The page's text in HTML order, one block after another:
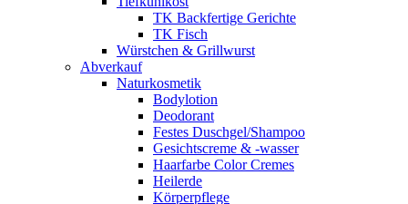
TK Backfertige Gerichte
TK Fisch
Würstchen & Grillwurst
Abverkauf
Naturkosmetik
Bodylotion
Deodorant
Festes Duschgel/Shampoo
Gesichtscreme & -wasser
Haarfarbe Color Cremes
Heilerde
Körperpflege